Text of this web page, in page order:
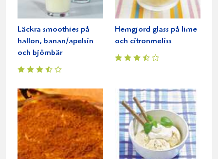
Läckra smoothies på
hallon, banan/apelsin
och björnbär
Hemgjord glass på lime
och citronmeliss